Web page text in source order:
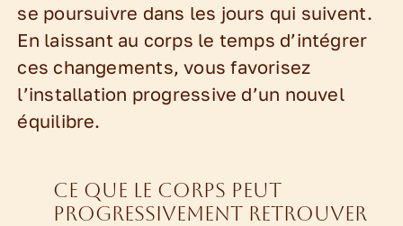
Ce que le corps peut
progressivement retrouver
se poursuivre dans les jours qui suivent.
En laissant au corps le temps d’intégrer
ces changements, vous favorisez
l’installation progressive d’un nouvel
équilibre.